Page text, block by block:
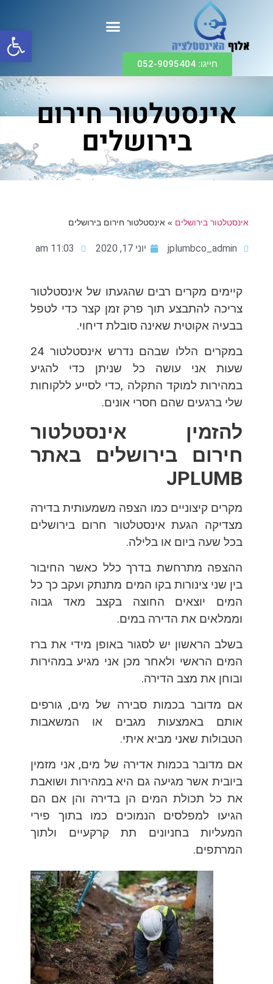
חייגו: 052-9095404
אינסטלטור חירום
בירושלים
אינסטלטור בירושלים » אינסטלטור חירום בירושלים
jplumbco_admin יוני 17, 2020 11:03 am
קיימים מקרים רבים שהגעתו של אינסטלטור
צריכה להתבצע תוך פרק זמן קצר כדי לטפל
בבעיה אקוטית שאינה סובלת דיחוי.
במקרים הללו שבהם נדרש אינסטלטור 24
שעות אני עושה כל שניתן כדי להגיע
במהירות למוקד התקלה ,כדי לסייע ללקוחות
שלי ברגעים שהם חסרי אונים.
להזמין אינסטלטור
חירום בירושלים באתר
JPLUMB
מקרים קיצוניים כמו הצפה משמעותית בדירה
מצדיקה הגעת אינסטלטור חרום בירושלים
בכל שעה ביום או בלילה.
ההצפה מתרחשת בדרך כלל כאשר החיבור
בין שני צינורות בקו המים מתנתק ועקב כך כל
המים יוצאים החוצה בקצב מאד גבוה
וממלאים את הדירה במים.
בשלב הראשון יש לסגור באופן מידי את ברז
המים הראשי ולאחר מכן אני מגיע במהירות
ובוחן את מצב הדירה.
אם מדובר בכמות סבירה של מים, גורפים
אותם באמצעות מגבים או המשאבות
הטבולות שאני מביא איתי.
אם מדובר בכמות אדירה של מים, אני מזמין
ביובית אשר מגיעה גם היא במהירות ושואבת
את כל תכולת המים הן בדירה והן אם הם
הגיעו למפלסים הנמוכים כמו בתוך פירי
המעליות בחניונים תת קרקעיים ולתוך
המרתפים.